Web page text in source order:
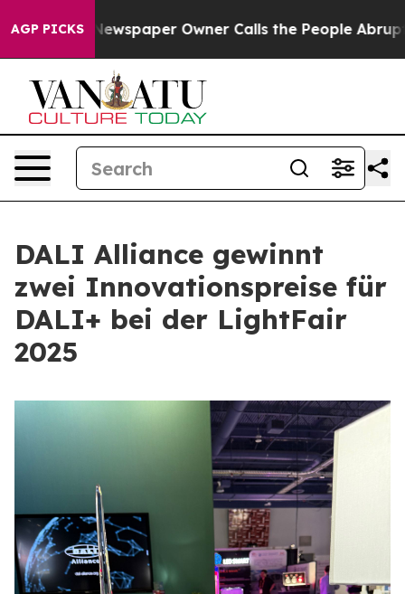
AGP PICKS
Newspaper Owner Calls the People Abruptly
DALI Alliance gewinnt
zwei Innovationspreise für
DALI+ bei der LightFair
2025